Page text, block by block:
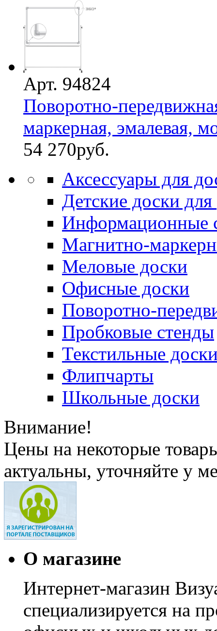
Арт. 94824
Поворотно-
маркерная, эмалевая,
54 270руб.
Аксессуары для
Детские доски
Информационные
Магнитно-
Меловые доски
Офисные доски
Поворотно-
Пробковые стенды
Текстильные
Флипчарты
Школьные доски
Внимание!
Цены на некоторые
актуальны, уточняйте у
О магазине
Интернет-магазин
специализируется на